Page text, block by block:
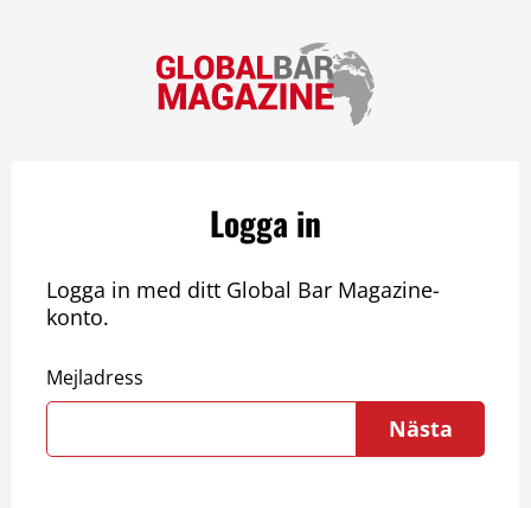
Logga in
Logga in med ditt Global Bar Magazine-
konto.
Mejladress
Nästa